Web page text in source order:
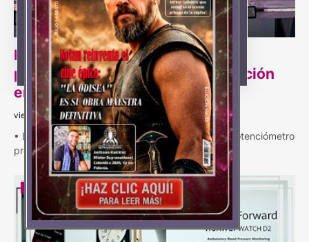
El futuro ya está aquí: HUAWEI
presenta su nueva era de innovación
en Colombia
viernes, octubre 10, 2025
• La serie HUAWEI WATCH GT 6 debuta con un potenciómetro
profesional integrado en la muñeca, …